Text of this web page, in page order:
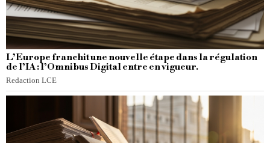
L’Europe franchit une nouvelle étape dans la régulation
de l’IA : l’Omnibus Digital entre en vigueur.
Redaction LCE